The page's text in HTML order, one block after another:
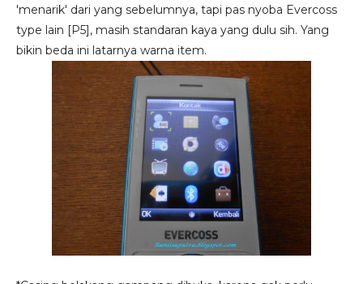
'menarik' dari yang sebelumnya, tapi pas nyoba Evercoss
type lain [P5], masih standaran kaya yang dulu sih. Yang
bikin beda ini latarnya warna item.